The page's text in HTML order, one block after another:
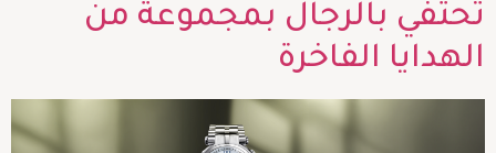
تحتفي بالرجال بمجموعة من
الهدايا الفاخرة